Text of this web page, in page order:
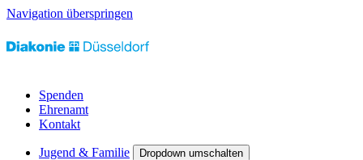
Navigation überspringen
Spenden
Ehrenamt
Kontakt
Jugend & Familie Dropdown umschalten